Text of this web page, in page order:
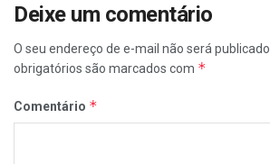
Deixe um comentário
O seu endereço de e-mail não será publicado.
obrigatórios são marcados com *
Comentário *